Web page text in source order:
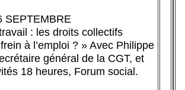
SEPTEMBRE
: les droits collectifs
à l’emploi ? » Avec Philippe
général de la CGT, et
18 heures, Forum social.